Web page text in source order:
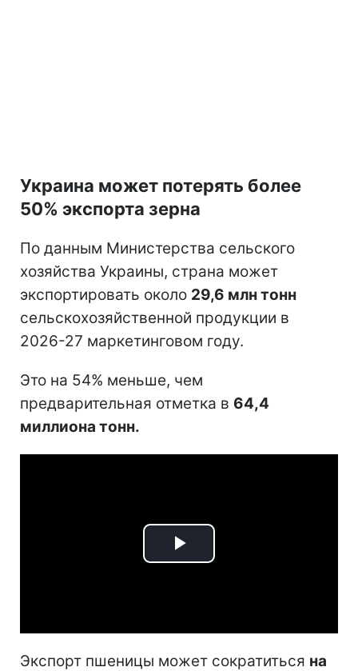
Украина может потерять более
50% экспорта зерна
По данным Министерства сельского
хозяйства Украины, страна может
экспортировать около 29,6 млн тонн
сельскохозяйственной продукции в
2026-27 маркетинговом году.
Это на 54% меньше, чем
предварительная отметка в 64,4
миллиона тонн.
Play
Экспорт пшеницы может сократиться на